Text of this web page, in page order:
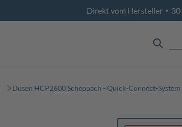
Direkt vom Hersteller • 30
Düsen HCP2600 Scheppach - Quick-Connect-System